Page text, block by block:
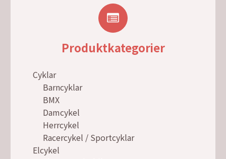
Produktkategorier
Cyklar
Barncyklar
BMX
Damcykel
Herrcykel
Racercykel / Sportcyklar
Elcykel